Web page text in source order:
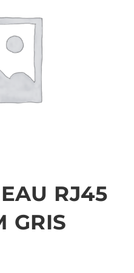
RJ45
GRIS